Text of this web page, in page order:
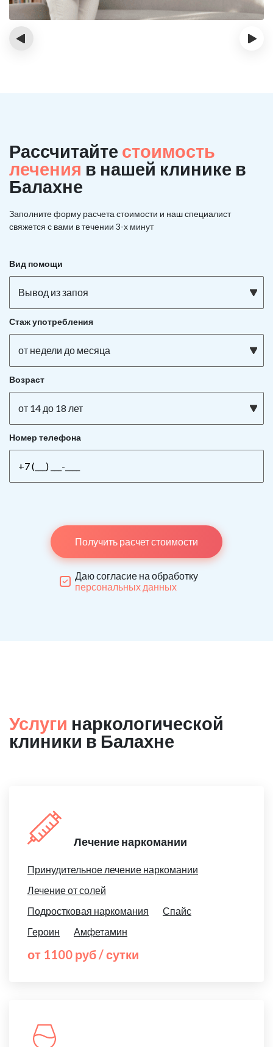
‹ ›
Рассчитайте стоимость
лечения в нашей клинике в
Балахне
Заполните форму расчета стоимости и нашспециалист
свяжется с вами в течении 3-х минут
Вид помощи
Вывод из запоя
Стаж употребления
от недели до месяца
Возраст
от 14 до 18 лет
Номер телефона
Получить расчет стоимости
Даю согласие на обработку
персональных данных
Услуги наркологической
клиники в Балахне
Лечение наркомании
Принудительное лечение наркомании
Лечение от солей
Подростковая наркомания
Спайс
Героин
Амфетамин
от 1100 руб / сутки